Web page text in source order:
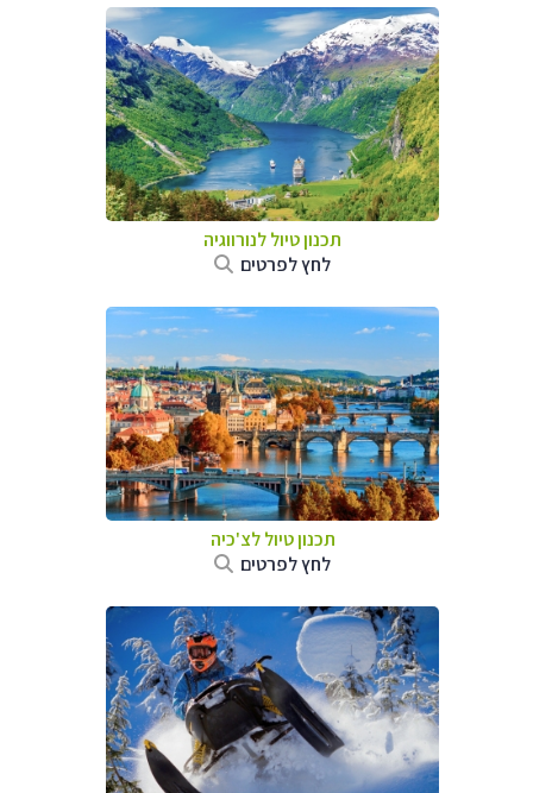
תכנון טיול לנורווגיה
לחץ לפרטים
תכנון טיול לצ'כיה
לחץ לפרטים